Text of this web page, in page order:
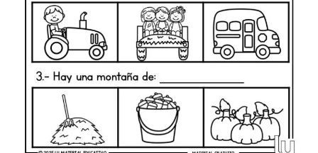
Multiplicaciones
Divisiones
Fracciones
Figuras geométricas
Planeaciones
Primer grado
Segundo grado